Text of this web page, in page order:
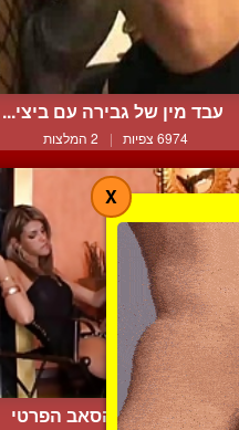
עבד מין של גבירה עם ביצי...
6974 צפיות | 2 המלצות
קרול השווה והסאב הפרטי
X